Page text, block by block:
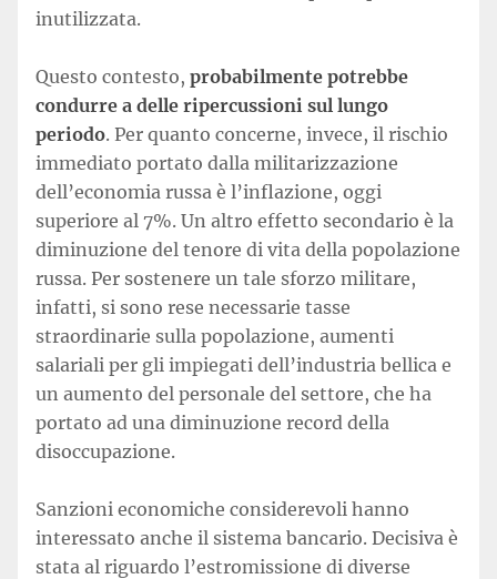
inutilizzata.
Questo contesto, probabilmente potrebbe
condurre a delle ripercussioni sul lungo
periodo. Per quanto concerne, invece, il rischio
immediato portato dalla militarizzazione
dell’economia russa è l’inflazione, oggi
superiore al 7%. Un altro effetto secondario è la
diminuzione del tenore di vita della popolazione
russa. Per sostenere un tale sforzo militare,
infatti, si sono rese necessarie tasse
straordinarie sulla popolazione, aumenti
salariali per gli impiegati dell’industria bellica e
un aumento del personale del settore, che ha
portato ad una diminuzione record della
disoccupazione.
Sanzioni economiche considerevoli hanno
interessato anche il sistema bancario. Decisiva è
stata al riguardo l’estromissione di diverse